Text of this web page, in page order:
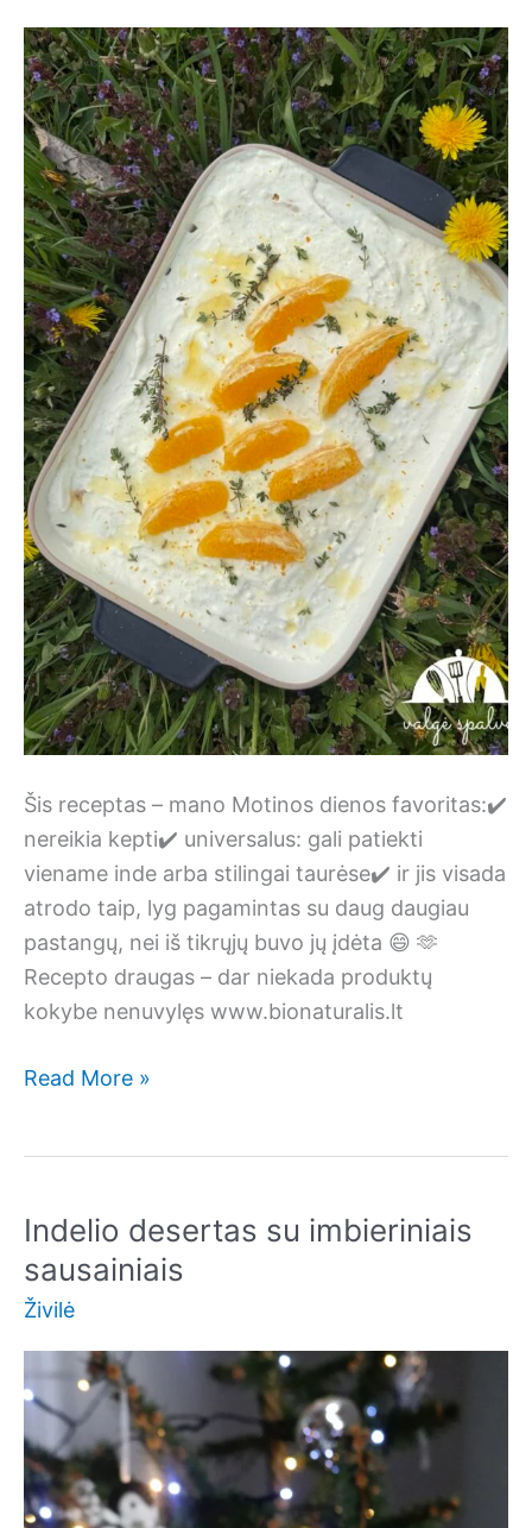
Šis receptas – mano Motinos dienos favoritas:✔️
nereikia kepti✔️ universalus: gali patiekti
viename inde arba stilingai taurėse✔️ ir jis visada
atrodo taip, lyg pagamintas su daug daugiau
pastangų, nei iš tikrųjų buvo jų įdėta 😄 🫶
Recepto draugas – dar niekada produktų
kokybe nenuvylęs www.bionaturalis.lt
Apelsininis
Read More »
Indelio desertas su imbieriniais
sausainiais
Živilė